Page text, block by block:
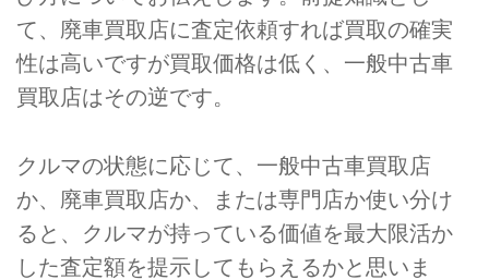
て、廃車買取店に査定依頼すれば買取の確実
性は高いですが買取価格は低く、一般中古車
買取店はその逆です。
クルマの状態に応じて、一般中古車買取店
か、廃車買取店か、または専門店か使い分け
ると、クルマが持っている価値を最大限活か
した査定額を提示してもらえるかと思いま